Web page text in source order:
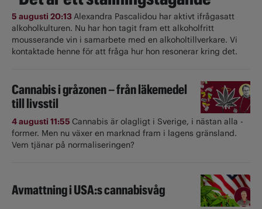
5 augusti 20:13Alexandra Pascalidou har aktivt ifrågasatt
alkoholkulturen. Nu har hon tagit fram ett alkoholfritt
mousserande vin i samarbete med en alkoholtillverkare. Vi
kontaktade henne för att fråga hur hon resonerar kring det.
Cannabis i gråzonen – från läkemedel
till livsstil
4 augusti 11:55 Cannabis är olagligt i ­Sverige, i nästan alla ­
former. Men nu växer en marknad fram i lagens gränsland.
Vem tjänar på normaliseringen?
Avmattning i USA:s cannabisvåg